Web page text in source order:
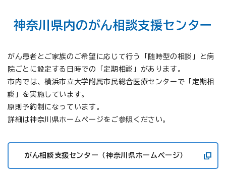
神奈川県内のがん相談支援センター
がん患者とご家族のご希望に応じて行う「随時型の相談」と病
院ごとに設定する日時での「定期相談」があります。
市内では、横浜市立大学附属市民総合医療センターで「定期相
談」を実施しています。
原則予約制になっています。
詳細は神奈川県ホームページをご参照ください。
がん相談支援センター（神奈川県ホームページ）